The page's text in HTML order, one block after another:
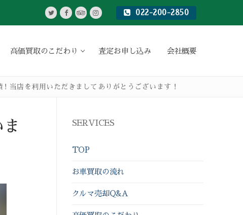
022-200-2850
高価買取のこだわり 査定お申し込み 会社概要
！当店を利用いただきましてありがとうございます！
SERVICES
TOP
お車買取の流れ
クルマ売却Q&A